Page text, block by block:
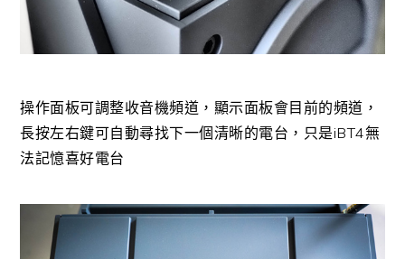
操作面板可調整收音機頻道，顯示面板會目前的頻道，
長按左右鍵可自動尋找下一個清晰的電台，只是iBT4無
法記憶喜好電台